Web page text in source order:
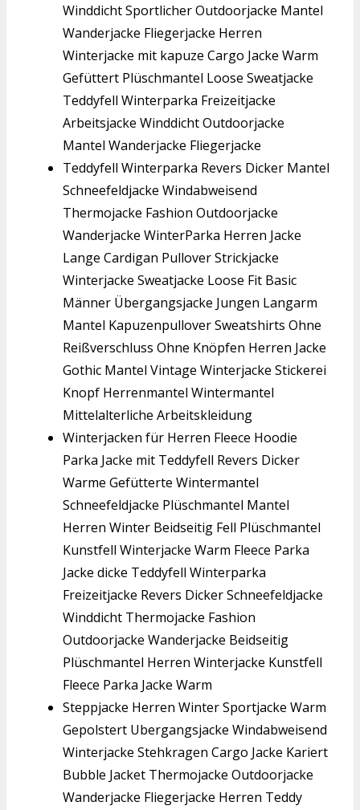
Winddicht Sportlicher Outdoorjacke Mantel
Wanderjacke Fliegerjacke Herren
Winterjacke mit kapuze Cargo Jacke Warm
Gefüttert Plüschmantel Loose Sweatjacke
Teddyfell Winterparka Freizeitjacke
Arbeitsjacke Winddicht Outdoorjacke
Mantel Wanderjacke Fliegerjacke
Teddyfell Winterparka Revers Dicker Mantel
Schneefeldjacke Windabweisend
Thermojacke Fashion Outdoorjacke
Wanderjacke WinterParka Herren Jacke
Lange Cardigan Pullover Strickjacke
Winterjacke Sweatjacke Loose Fit Basic
Männer Übergangsjacke Jungen Langarm
Mantel Kapuzenpullover Sweatshirts Ohne
Reißverschluss Ohne Knöpfen Herren Jacke
Gothic Mantel Vintage Winterjacke Stickerei
Knopf Herrenmantel Wintermantel
Mittelalterliche Arbeitskleidung
Winterjacken für Herren Fleece Hoodie
Parka Jacke mit Teddyfell Revers Dicker
Warme Gefütterte Wintermantel
Schneefeldjacke Plüschmantel Mantel
Herren Winter Beidseitig Fell Plüschmantel
Kunstfell Winterjacke Warm Fleece Parka
Jacke dicke Teddyfell Winterparka
Freizeitjacke Revers Dicker Schneefeldjacke
Winddicht Thermojacke Fashion
Outdoorjacke Wanderjacke Beidseitig
Plüschmantel Herren Winterjacke Kunstfell
Fleece Parka Jacke Warm
Steppjacke Herren Winter Sportjacke Warm
Gepolstert Ubergangsjacke Windabweisend
Winterjacke Stehkragen Cargo Jacke Kariert
Bubble Jacket Thermojacke Outdoorjacke
Wanderjacke Fliegerjacke Herren Teddy